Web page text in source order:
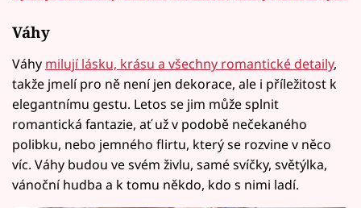
Váhy
Váhy milují lásku, krásu a všechny romantické detaily,
takže jmelí pro ně není jen dekorace, ale i příležitost k
elegantnímu gestu. Letos se jim může splnit
romantická fantazie, ať už v podobě nečekaného
polibku, nebo jemného flirtu, který se rozvine v něco
víc. Váhy budou ve svém živlu, samé svíčky, světýlka,
vánoční hudba a k tomu někdo, kdo s nimi ladí.